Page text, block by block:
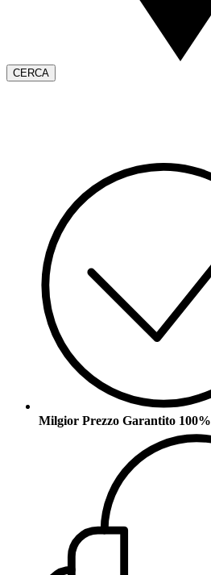
CERCA
Milgior Prezzo Garantito 100%